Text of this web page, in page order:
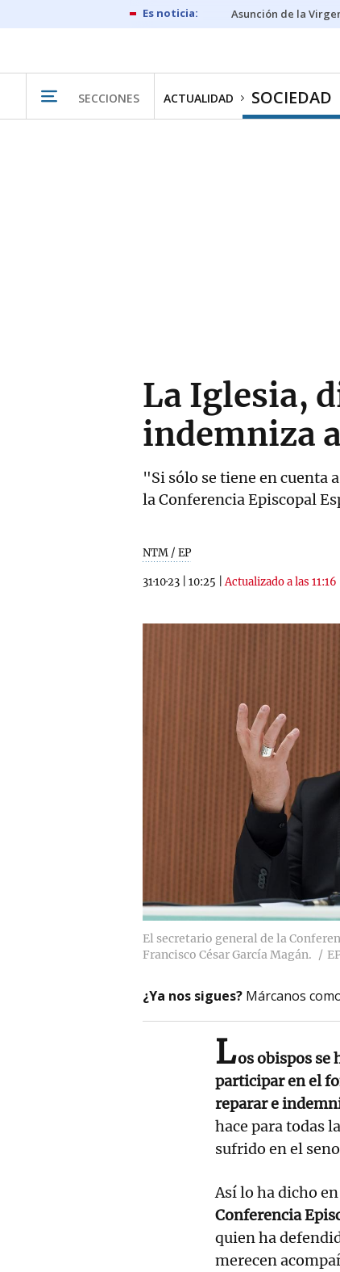
Asunción de la
SECCIONES ACTUALIDAD SOCIEDAD
La Iglesia,
indemniza
"Si sólo se tiene en cuenta
la Conferencia Episcopal
NTM / EP
31·10·23 10:25 |Actualizado a las 11:16
El secretario general de la
Francisco César García Magán.
¿Ya nos sigues? Márcanos
Los obispos se
participar en el
reparar e
hace para todas
sufrido en el
Así lo ha dicho
Conferencia
quien ha
merecen